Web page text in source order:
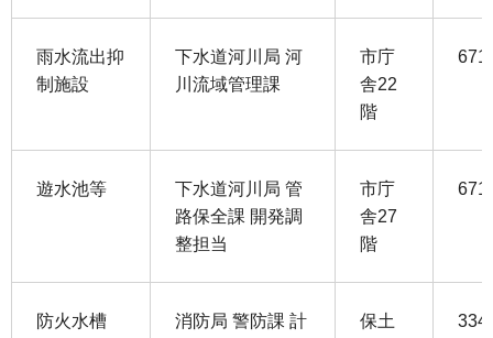
雨水流出抑
制施設
下水道河川局 河
川流域管理課
市庁
舎22
階
遊水池等
下水道河川局 管
路保全課 開発調
整担当
市庁
舎27
階
防火水槽
消防局 警防課 計
保土